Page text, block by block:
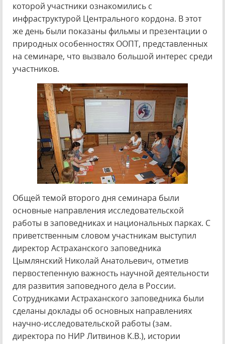
которой участники ознакомились с
инфраструктурой Центрального кордона. В этот
же день были показаны фильмы и презентации о
природных особенностях ООПТ, представленных
на семинаре, что вызвало большой интерес среди
участников.
Общей темой второго дня семинара были
основные направления исследовательской
работы в заповедниках и национальных парках. С
приветственным словом участникам выступил
директор Астраханского заповедника
Цымлянский Николай Анатольевич, отметив
первостепенную важность научной деятельности
для развития заповедного дела в России.
Сотрудниками Астраханского заповедника были
сделаны доклады об основных направлениях
научно-исследовательской работы (зам.
директора по НИР Литвинов К.В.), истории